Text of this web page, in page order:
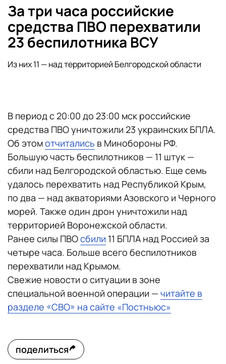
За три часа российские
средства ПВО перехватили
23 беспилотника ВСУ
Из них 11 — над территорией Белгородской области
В период с 20:00 до 23:00 мск российские
средства ПВО уничтожили 23 украинских БПЛА.
Об этомотчитались в Минобороны РФ.
Большую часть беспилотников — 11 штук —
сбили над Белгородской областью. Еще семь
удалось перехватить над Республикой Крым,
по два — над акваториями Азовского и Черного
морей. Также один дрон уничтожили над
территорией Воронежской области.
Ранее силы ПВОсбили 11 БПЛА над Россией за
четыре часа. Больше всего беспилотников
перехватили над Крымом.
Свежие новости о ситуации в зоне
специальной военной операции — читайте в
разделе «СВО» на сайте «Постньюс»
поделиться